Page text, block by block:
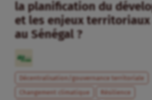
la planification du
et les enjeux
au Sénégal ?
Décentralisation/gouvernance territoriale
Changement climatique
Résilience